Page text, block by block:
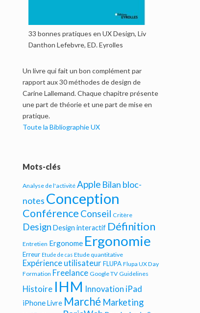
33 bonnes pratiques en UX Design, Liv
Danthon Lefebvre, ED. Eyrolles
Un livre qui fait un bon complément par
rapport aux 30 méthodes de design de
Carine Lallemand. Chaque chapitre présente
une part de théorie et une part de mise en
pratique.
Toute la Bibliographie UX
Mots-clés
Analyse de l'activité Apple Bilan bloc-
notes Conception
Conférence Conseil Critère
Design Design interactif Définition
Entretien Ergonome Ergonomie
Erreur Etude de cas Etude quantitative
Expérience utilisateur FLUPA Flupa UX Day
Formation Freelance Google TV Guidelines
Histoire IHM Innovation iPad
iPhoneLivre Marché Marketing